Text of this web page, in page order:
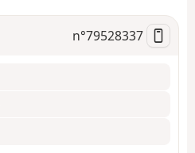
n°79528337